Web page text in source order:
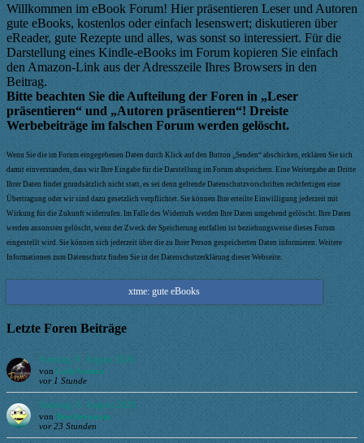
Willkommen im eBook Forum! Hier präsentieren Leser und Autoren
gute eBooks, kostenlos oder einfach lesenswert; diskutieren über
eReader, gute Rezepte und alles, was sonst so interessiert. Für die
Darstellung eines Kindle-eBooks im Forum kopieren Sie einfach
den Amazon-Link aus der Adresszeile Ihres Browsers in den
Beitrag.
Bitte beachten Sie die Aufteilung der Foren in „Leser
präsentieren“ und „Autoren präsentieren“! Dreiste
Werbebeiträge im falschen Forum werden gelöscht.
Wenn Sie die im Forum eingegebenen Daten durch Klick auf den Button „Senden“ abschicken, erklären Sie sich
damit einverstanden, dass wir Ihre Eingabe für die Darstellung im Forum abspeichern. Eine Weitergabe an Dritte
Ihrer Daten findet grundsätzlich nicht statt, es sei denn geltende Datenschutzvorschriften rechtfertigen eine
Übertragung oder wir sind dazu gesetzlich verpflichtet. Sie können Ihre erteilte Einwilligung jederzeit mit
Wirkung für die Zukunft widerrufen. Im Falle des Widerrufs werden Ihre Daten umgehend gelöscht. Ihre Daten
werden ansonsten gelöscht, wenn der Zweck der Speicherung entfallen ist beziehungsweise dieses Forum
eingestellt wird. Sie können sich jederzeit über die zu Ihrer Person gespeicherten Daten informieren. Weitere
Informationen zum Datenschutz finden Sie in der Datenschutzerklärung dieser Webseite.
xtme: gute eBooks
Letzte Foren Beiträge
Sonntag, 9. August 2026
von LadySamira
vor 1 Stunde
Samstag, 8. August 2026
von Buecherwurm
vor 23 Stunden